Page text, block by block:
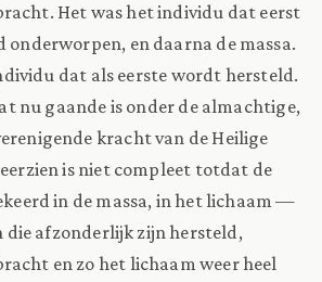
Het was het individu dat eerst
onderworpen, en daarna de massa.
dat als eerste wordt hersteld.
nu gaande is onder de almachtige,
kracht van de Heilige
is niet compleet totdat de
in de massa, in het lichaam —
die afzonderlijk zijn hersteld,
en zo het lichaam weer heel